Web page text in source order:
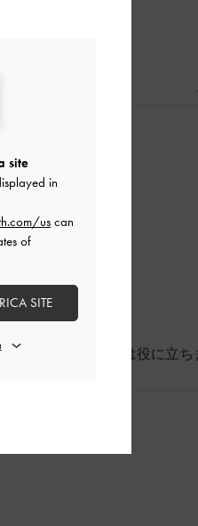
このレビューは役に立
site
in
uscan
of
SITE